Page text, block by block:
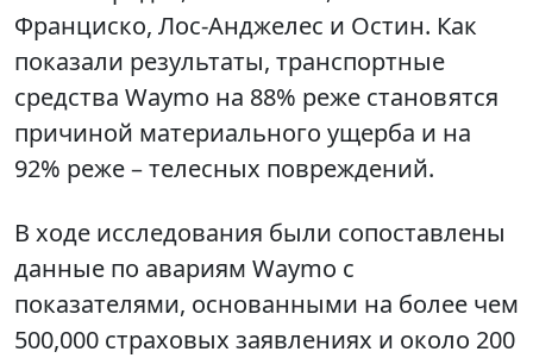
Франциско, Лос-Анджелес и Остин. Как
показали результаты, транспортные
средства Waymo на 88% реже становятся
причиной материального ущерба и на
92% реже – телесных повреждений.
В ходе исследования были сопоставлены
данные по авариям Waymo с
показателями, основанными на более чем
500,000 страховых заявлениях и около 200